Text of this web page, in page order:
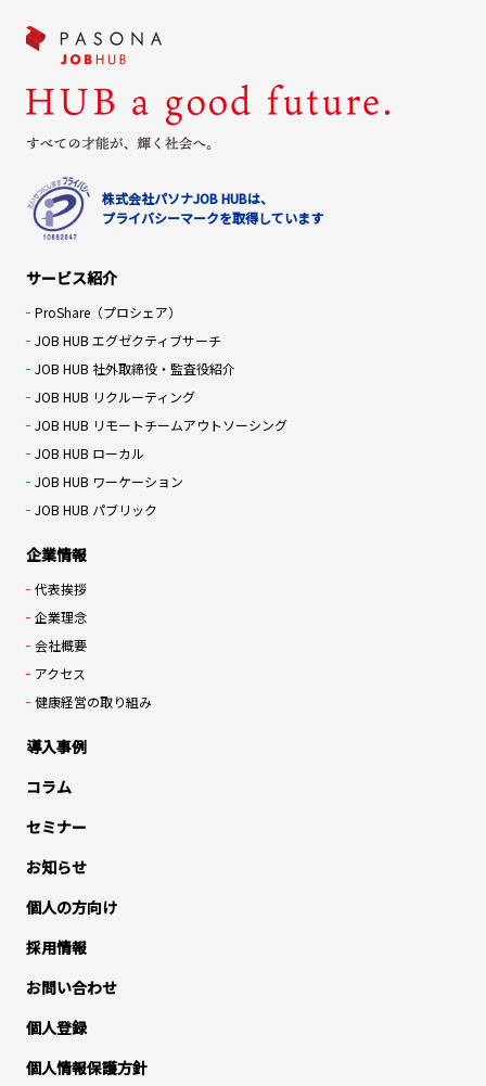
株式会社パソナJOB HUBは、
プライバシーマークを取得しています
サービス紹介
ProShare（プロシェア）
JOB HUB エグゼクティブサーチ
JOB HUB 社外取締役・監査役紹介
JOB HUB リクルーティング
JOB HUB リモートチームアウトソーシング
JOB HUB ローカル
JOB HUB ワーケーション
JOB HUB パブリック
企業情報
代表挨拶
企業理念
会社概要
アクセス
健康経営の取り組み
導入事例
コラム
セミナー
お知らせ
個人の方向け
採用情報
お問い合わせ
個人登録
個人情報保護方針